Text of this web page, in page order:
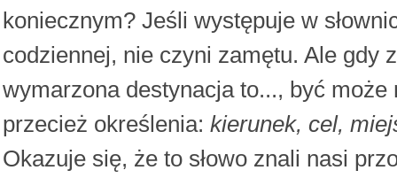
koniecznym? Jeśli występuje w
codziennej, nie czyni zamętu. Ale gdy
wymarzona destynacja to..., być
przecież określenia: kierunek, cel,
Okazuje się, że to słowo znali nasi